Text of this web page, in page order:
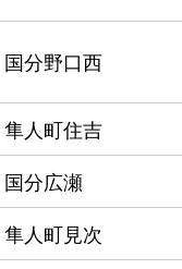
国分野口西
隼人町住吉
国分広瀬
隼人町見次